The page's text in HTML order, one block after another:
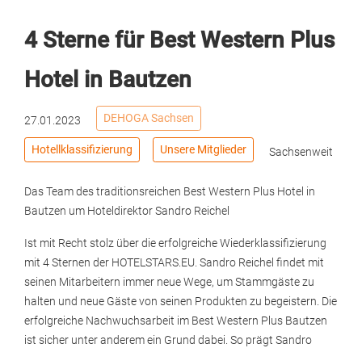
4 Sterne für Best Western Plus
Hotel in Bautzen
27.01.2023 DEHOGA Sachsen
Hotellklassifizierung Unsere Mitglieder Sachsenweit
Das Team des traditionsreichen Best Western Plus Hotel in
Bautzen um Hoteldirektor Sandro Reichel
Ist mit Recht stolz über die erfolgreiche Wiederklassifizierung
mit 4 Sternen der HOTELSTARS.EU. Sandro Reichel findet mit
seinen Mitarbeitern immer neue Wege, um Stammgäste zu
halten und neue Gäste von seinen Produkten zu begeistern. Die
erfolgreiche Nachwuchsarbeit im Best Western Plus Bautzen
ist sicher unter anderem ein Grund dabei. So prägt Sandro